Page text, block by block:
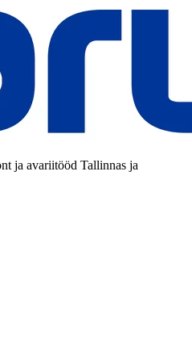
ja avariitööd Tallinnas ja